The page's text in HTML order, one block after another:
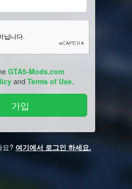
GTA5-Mods.com
and Terms of Use.
요? 여기에서 로그인 하세요.